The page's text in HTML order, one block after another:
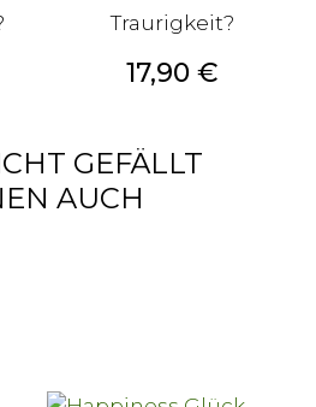
Traurigkeit?
Preis
17,90 €
GEFÄLLT
AUCH